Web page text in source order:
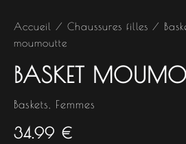
Accueil / Chaussures filles /
moumoutte
BASKET
Baskets Femmes
34.99 €